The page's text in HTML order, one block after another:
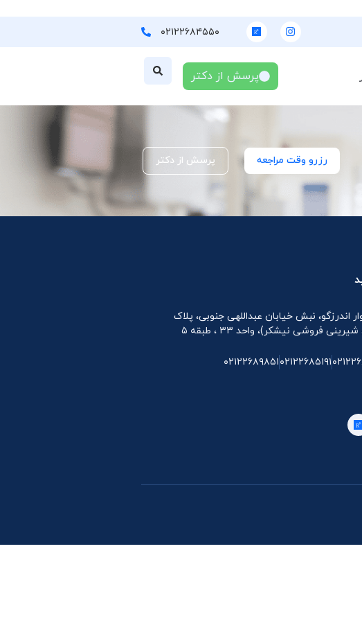
۰۲۱۲۲۶۸۴۵۵۰
پرسش از دکتر
رزرو وقت مراجعه پرسش از دکتر
اندرزگو، نبش خیابان عبداللهی جنوبی، پلاک
۰۲۱۲۲۶۸۵۱۹۱۰۲۱۲۲۶۸۹۸۵۱